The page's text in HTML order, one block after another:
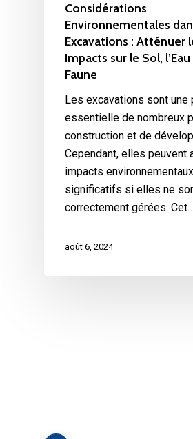
Considérations
Environnementales
Excavations : Atténuer
Impacts sur le Sol,
Faune
Les excavations sont une
essentielle de nombreux
construction et de
Cependant, elles peuvent
impacts environnementaux
significatifs si elles ne
correctement gérées. Cet…
août 6, 2024